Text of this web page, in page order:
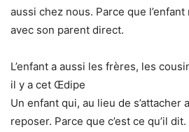
aussi chez nous. Parce que l’enfant
avec son parent direct.
L’enfant a aussi les frères, les
il y a cet Œdipe
Un enfant qui, au lieu de s’attacher
reposer. Parce que c’est ce qu’il